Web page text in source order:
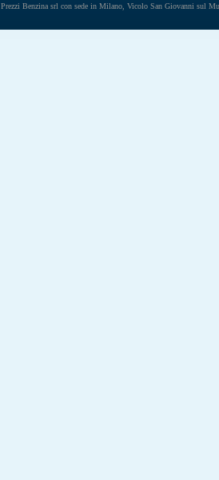
Prezzi Benzina srl con sede in Milano, Vicolo San Giovanni sul